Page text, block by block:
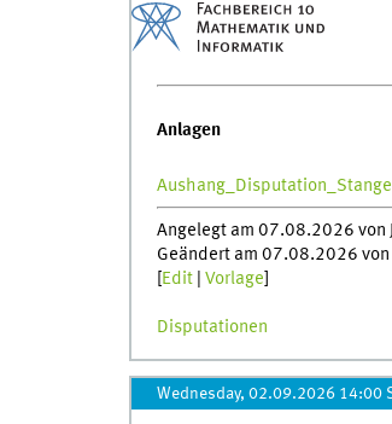
Anlagen
Angelegt am 07.08.2026 von
Geändert am 07.08.2026 von
Edit| Vorlage
Disputationen
Wednesday, 02.09.2026 14:00